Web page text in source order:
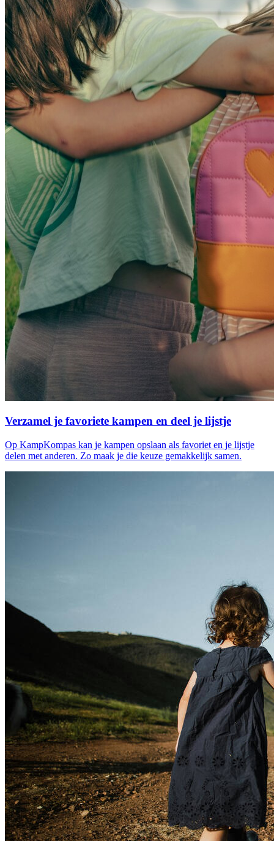
Verzamel je favoriete kampen en deel je lijstje
Op KampKompas kan je kampen opslaan als favoriet en je lijstje
delen met anderen. Zo maak je die keuze gemakkelijk samen.